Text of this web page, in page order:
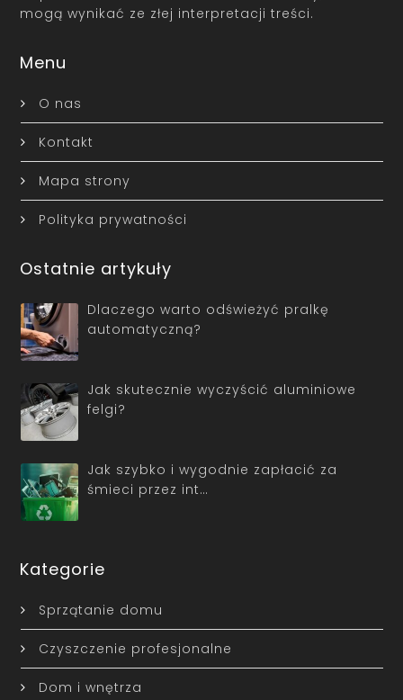
mogą wynikać ze złej interpretacji treści.
Menu
O nas
Kontakt
Mapa strony
Polityka prywatności
Ostatnie artykuły
Dlaczego warto odświeżyć pralkę
automatyczną?
Jak skutecznie wyczyścić aluminiowe
felgi?
Jak szybko i wygodnie zapłacić za
śmieci przez int…
Kategorie
Sprzątanie domu
Czyszczenie profesjonalne
Dom i wnętrza